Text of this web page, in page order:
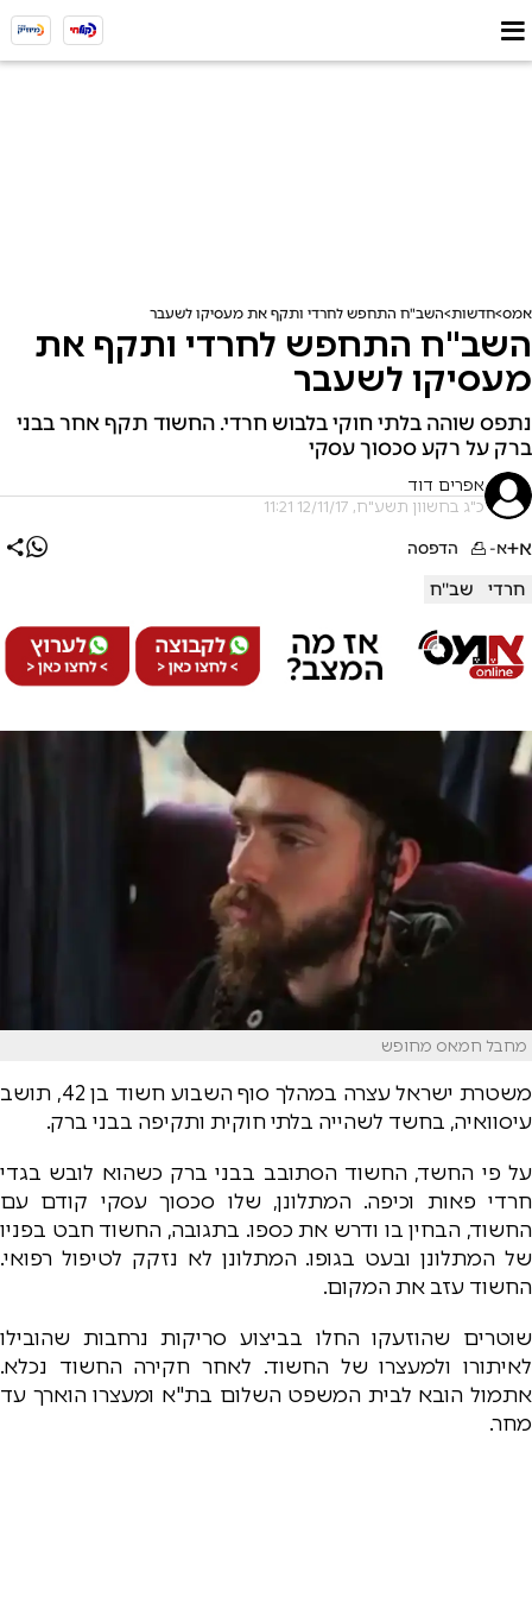
אמס חדשות השב"ח התחפש לחרדי ותקף את מעסיקו לשעבר
השב"ח התחפש לחרדי ותקף את
מעסיקו לשעבר
נתפס שוהה בלתי חוקי בלבוש חרדי. החשוד תקף אחר בבני
ברק על רקע סכסוך עסקי
אפרים דוד
כ"ג בחשוון תשע"ח, 12/11/17 11:21
א+א- הדפסה
חרדי שב''ח
מחבל חמאס מחופש
משטרת ישראל עצרה במהלך סוף השבוע חשוד בן 42, תושב
עיסוואיה, בחשד לשהייה בלתי חוקית ותקיפה בבני ברק.
על פי החשד, החשוד הסתובב בבני ברק כשהוא לובש בגדי
חרדי פאות וכיפה. המתלונן, שלו סכסוך עסקי קודם עם
החשוד, הבחין בו ודרש את כספו. בתגובה, החשוד חבט בפניו
של המתלונן ובעט בגופו. המתלונן לא נזקק לטיפול רפואי.
החשוד עזב את המקום.
שוטרים שהוזעקו החלו בביצוע סריקות נרחבות שהובילו
לאיתורו ולמעצרו של החשוד. לאחר חקירה החשוד נכלא.
אתמול הובא לבית המשפט השלום בת"א ומעצרו הוארך עד
מחר.